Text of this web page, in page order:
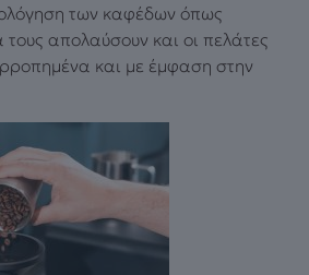
των καφέδων όπως
απολαύσουν και οι πελάτες
και με έμφαση στην